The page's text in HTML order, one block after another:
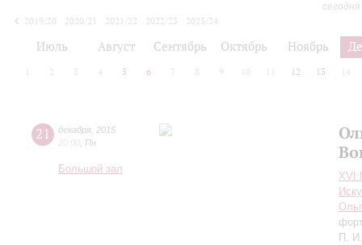
2019/20
2020/21 2021/22 2022/23
2023/24
Июль Август Сентябрь Октябрь Ноябрь
2 3 4 5 6 7 8 9 10 12 13 14
21 декабря 2015
20:00 Пн
Большой зал
XVI
П.